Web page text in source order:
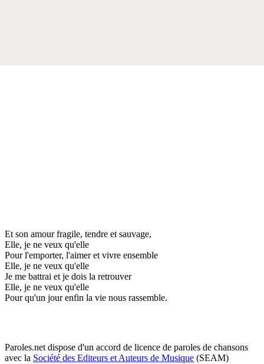
Et son amour fragile, tendre et sauvage,
Elle, je ne veux qu'elle
Pour l'emporter, l'aimer et vivre ensemble
Elle, je ne veux qu'elle
Je me battrai et je dois la retrouver
Elle, je ne veux qu'elle
Pour qu'un jour enfin la vie nous rassemble.
Paroles.net dispose d'un accord de licence de paroles de chansons
avec la Société des Editeurs et Auteurs de Musique (SEAM)